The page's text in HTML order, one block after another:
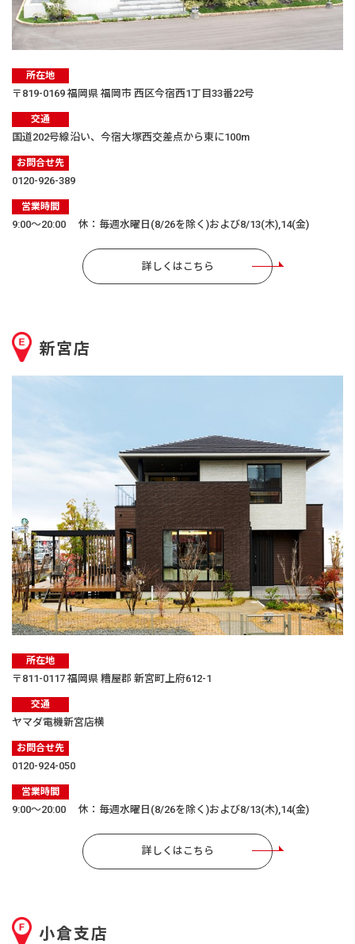
所在地
〒819-0169 福岡県 福岡市 西区今宿西1丁目33番22号
交通
国道202号線沿い、今宿大塚西交差点から東に100m
お問合せ先
0120-926-389
営業時間
9:00〜20:00 休：毎週水曜日(8/26を除く)および8/13(木),14(金)
詳しくはこちら
新宮店
所在地
〒811-0117 福岡県 糟屋郡 新宮町上府612-1
交通
ヤマダ電機新宮店横
お問合せ先
0120-924-050
営業時間
9:00〜20:00 休：毎週水曜日(8/26を除く)および8/13(木),14(金)
詳しくはこちら
小倉支店